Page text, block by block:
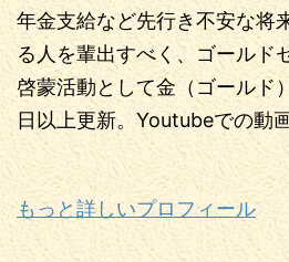
年金支給など先行き不安な将
る人を輩出すべく、ゴールド
啓蒙活動として金（ゴールド
日以上更新。Youtubeでの動
もっと詳しいプロフィール